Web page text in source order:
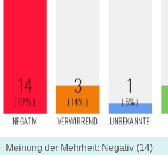
Meinung der Mehrheit: Negativ (14)